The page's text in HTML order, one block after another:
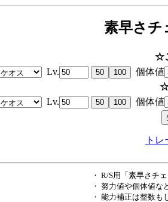
素早さチ
☆
Lv.
個体値
☆
Lv.
個体値
ト
・ R/S用「素早さチ
・ 努力値や個体値
・ 能力補正は整数